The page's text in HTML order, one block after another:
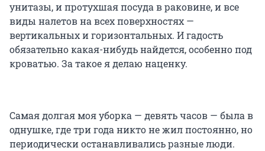
унитазы, и протухшая посуда в раковине, и все
виды налетов на всех поверхностях —
вертикальных и горизонтальных. И гадость
обязательно какая-нибудь найдется, особенно под
кроватью. За такое я делаю наценку.
Самая долгая моя уборка — девять часов — была в
однушке, где три года никто не жил постоянно, но
периодически останавливались разные люди.